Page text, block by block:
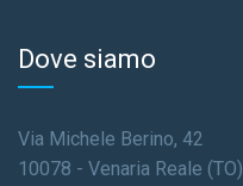
Dove siamo
Via Michele Berino, 42
10078 - Venaria Reale (TO)